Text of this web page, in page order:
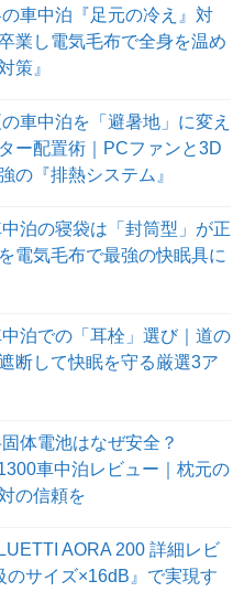
の車中泊『足元の冷え』対
業し電気毛布で全身を温め
策』
の車中泊を「避暑地」に変え
ー配置術｜PCファンと3D
の『排熱システム』
中泊の寝袋は「封筒型」が正
電気毛布で最強の快眠具に
中泊での「耳栓」選び｜道の
断して快眠を守る厳選3ア
体電池はなぜ安全？
車中泊レビュー｜枕元の
の信頼を
AORA 200 詳細レビ
のサイズ×16dB』で実現す